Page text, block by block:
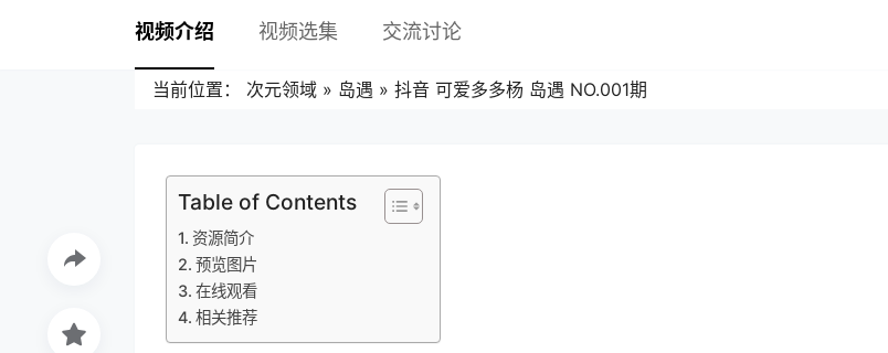
视频介绍 视频选集 交流讨论
当前位置： 次元领域 » 岛遇 » 抖音 可爱多多杨 岛遇 NO.001期
Table of Contents
资源简介
预览图片
在线观看
相关推荐